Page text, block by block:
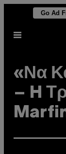
Μετάβαση
περιεχόμενο
Go Ad
Ανοίξτε
«Να
– H